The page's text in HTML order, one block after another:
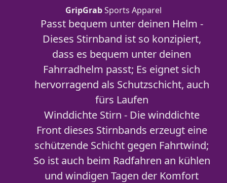
GripGrabSports Apparel
Passt bequem unter deinen Helm -
Dieses Stirnband ist so konzipiert,
dass es bequem unter deinen
Fahrradhelm passt; Es eignet sich
hervorragend als Schutzschicht, auch
fürs Laufen
Winddichte Stirn - Die winddichte
Front dieses Stirnbands erzeugt eine
schützende Schicht gegen Fahrtwind;
So ist auch beim Radfahren an kühlen
und windigen Tagen der Komfort